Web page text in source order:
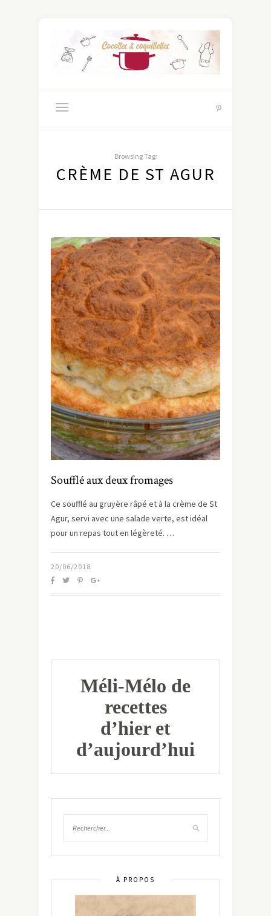
Browsing Tag:
CRÈME DE ST AGUR
Soufflé aux deux fromages
Ce soufflé au gruyère râpé et à la crème de St
Agur, servi avec une salade verte, est idéal
pour un repas tout en légèreté. …
20/06/2018
Méli-Mélo de
recettes
d’hier et
d’aujourd’hui
À PROPOS